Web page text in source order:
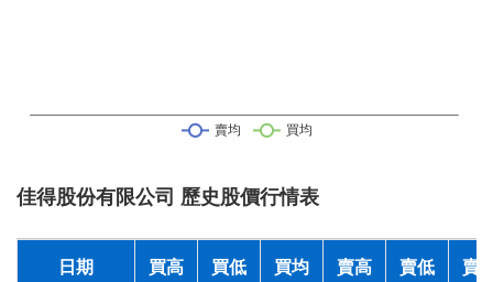
佳得股份有限公司 歷史股價行情表
日期 買高 買低 買均 賣高 賣低 賣